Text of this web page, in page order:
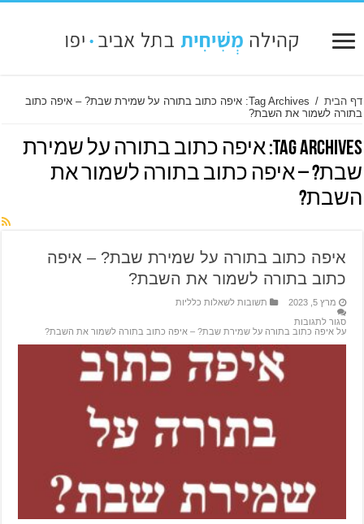
דף הבית /
Tag Archives: איפה כתוב בתורה על שמירת שבת? – איפה כתוב
בתורה לשמור את השבת?
Tag Archives: איפה כתוב בתורה על שמירת
שבת? – איפה כתוב בתורה לשמור את
השבת?
איפה כתוב בתורה על שמירת שבת? – איפה
כתוב בתורה לשמור את השבת?
מרץ 5, 2023
תשובות לשאלות כלליות
סגור לתגובות
על איפה כתוב בתורה על שמירת שבת? – איפה כתוב בתורה לשמור את השבת?